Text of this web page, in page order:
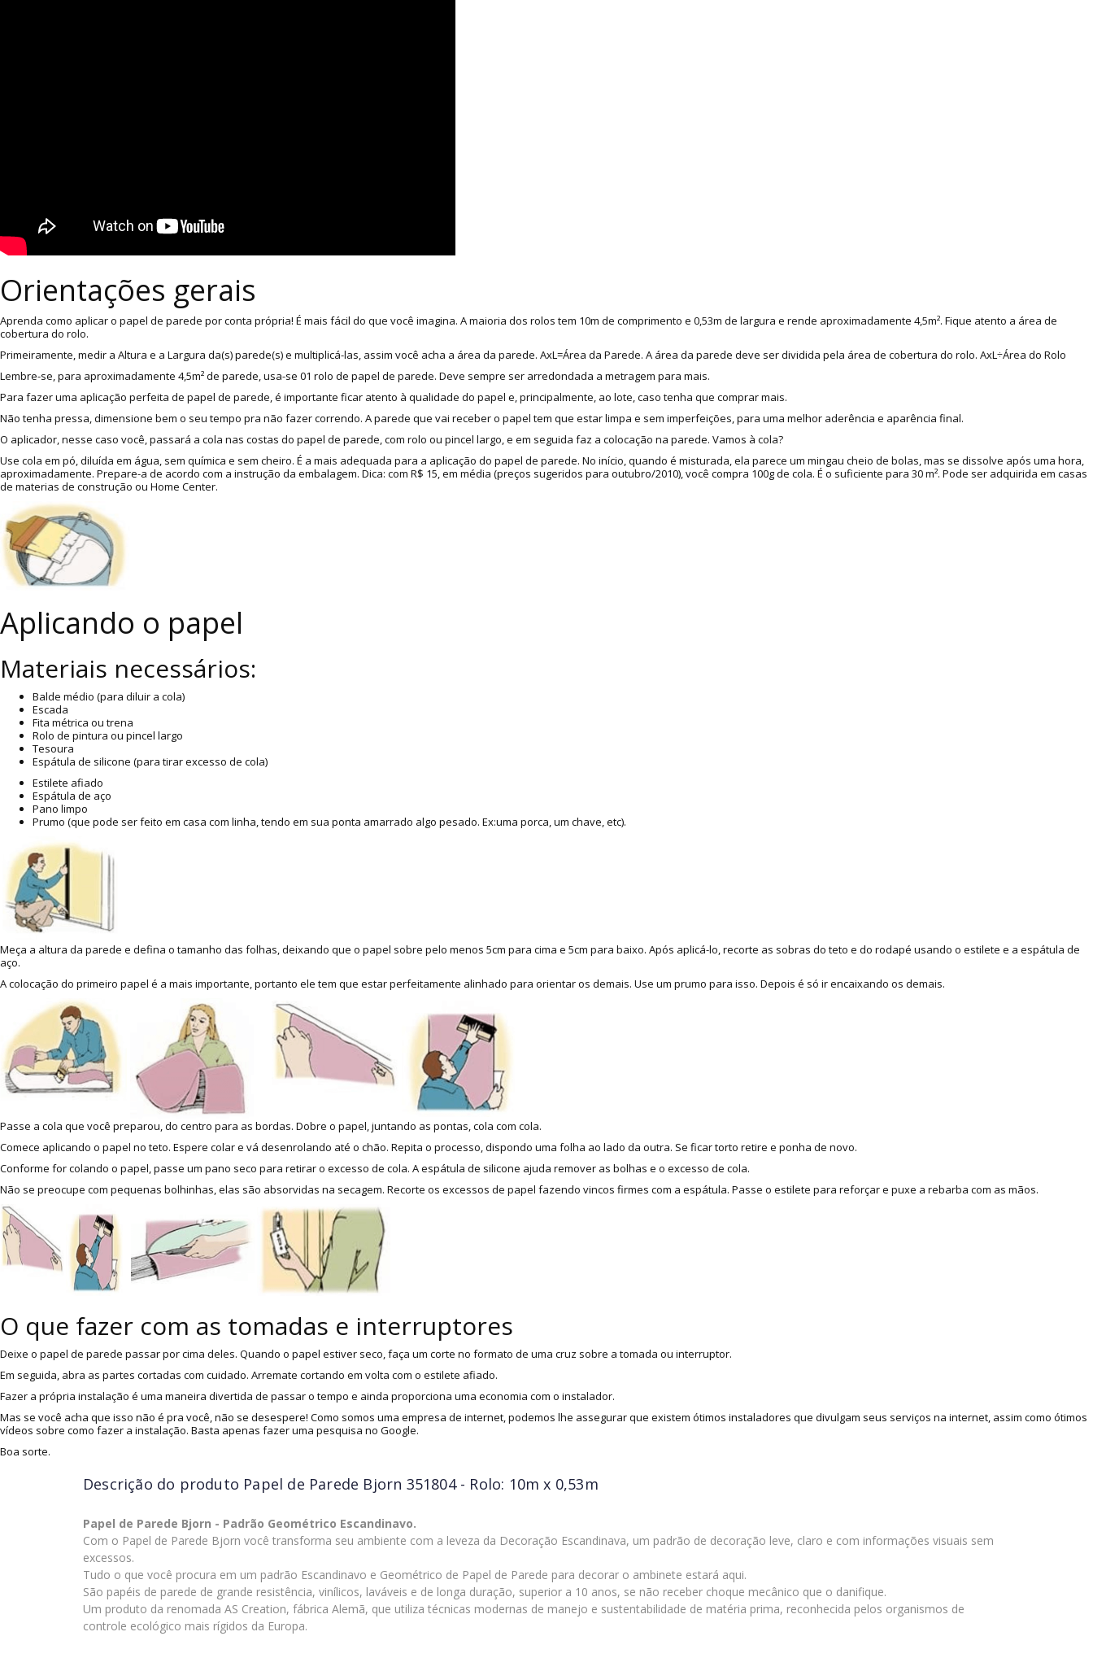
Orientações gerais
Aprenda como aplicar o papel de parede por conta própria! É mais fácil do que você imagina. A maioria dos rolos tem 10m de comprimento e 0,53m de largura e rende aproximadamente 4,5m². Fique atento a área de
cobertura do rolo.
Primeiramente, medir a Altura e a Largura da(s) parede(s) e multiplicá-las, assim você acha a área da parede. AxL=Área da Parede. A área da parede deve ser dividida pela área de cobertura do rolo. AxL÷Área do Rolo
Lembre-se, para aproximadamente 4,5m² de parede, usa-se 01 rolo de papel de parede. Deve sempre ser arredondada a metragem para mais.
Para fazer uma aplicação perfeita de papel de parede, é importante ficar atento à qualidade do papel e, principalmente, ao lote, caso tenha que comprar mais.
Não tenha pressa, dimensione bem o seu tempo pra não fazer correndo. A parede que vai receber o papel tem que estar limpa e sem imperfeições, para uma melhor aderência e aparência final.
O aplicador, nesse caso você, passará a cola nas costas do papel de parede, com rolo ou pincel largo, e em seguida faz a colocação na parede. Vamos à cola?
Use cola em pó, diluída em água, sem química e sem cheiro. É a mais adequada para a aplicação do papel de parede. No início, quando é misturada, ela parece um mingau cheio de bolas, mas se dissolve após uma hora,
aproximadamente. Prepare-a de acordo com a instrução da embalagem. Dica: com R$ 15, em média (preços sugeridos para outubro/2010), você compra 100g de cola. É o suficiente para 30 m². Pode ser adquirida em casas
de materias de construção ou Home Center.
Aplicando o papel
Materiais necessários:
Balde médio (para diluir a cola)
Escada
Fita métrica ou trena
Rolo de pintura ou pincel largo
Tesoura
Espátula de silicone (para tirar excesso de cola)
Estilete afiado
Espátula de aço
Pano limpo
Prumo (que pode ser feito em casa com linha, tendo em sua ponta amarrado algo pesado. Ex:uma porca, um chave, etc).
Meça a altura da parede e defina o tamanho das folhas, deixando que o papel sobre pelo menos 5cm para cima e 5cm para baixo. Após aplicá-lo, recorte as sobras do teto e do rodapé usando o estilete e a espátula de
aço.
A colocação do primeiro papel é a mais importante, portanto ele tem que estar perfeitamente alinhado para orientar os demais. Use um prumo para isso. Depois é só ir encaixando os demais.
Passe a cola que você preparou, do centro para as bordas. Dobre o papel, juntando as pontas, cola com cola.
Comece aplicando o papel no teto. Espere colar e vá desenrolando até o chão. Repita o processo, dispondo uma folha ao lado da outra. Se ficar torto retire e ponha de novo.
Conforme for colando o papel, passe um pano seco para retirar o excesso de cola. A espátula de silicone ajuda remover as bolhas e o excesso de cola.
Não se preocupe com pequenas bolhinhas, elas são absorvidas na secagem. Recorte os excessos de papel fazendo vincos firmes com a espátula. Passe o estilete para reforçar e puxe a rebarba com as mãos.
O que fazer com as tomadas e interruptores
Deixe o papel de parede passar por cima deles. Quando o papel estiver seco, faça um corte no formato de uma cruz sobre a tomada ou interruptor.
Em seguida, abra as partes cortadas com cuidado. Arremate cortando em volta com o estilete afiado.
Fazer a própria instalação é uma maneira divertida de passar o tempo e ainda proporciona uma economia com o instalador.
Mas se você acha que isso não é pra você, não se desespere! Como somos uma empresa de internet, podemos lhe assegurar que existem ótimos instaladores que divulgam seus serviços na internet, assim como ótimos
vídeos sobre como fazer a instalação. Basta apenas fazer uma pesquisa no Google.
Boa sorte.
Descrição do produto Papel de Parede Bjorn 351804 - Rolo: 10m x 0,53m
Papel de Parede Bjorn - Padrão Geométrico Escandinavo.
Com o Papel de Parede Bjorn você transforma seu ambiente com a leveza da Decoração Escandinava, um padrão de decoração leve, claro e com informações visuais sem
excessos.
Tudo o que você procura em um padrão Escandinavo e Geométrico de Papel de Parede para decorar o ambinete estará aqui.
São papéis de parede de grande resistência, vinílicos, laváveis e de longa duração, superior a 10 anos, se não receber choque mecânico que o danifique.
Um produto da renomada AS Creation, fábrica Alemã, que utiliza técnicas modernas de manejo e sustentabilidade de matéria prima, reconhecida pelos organismos de
controle ecológico mais rígidos da Europa.